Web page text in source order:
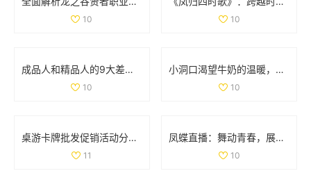
10 10
成品人和精品人的9大差异解析，揭示更深层次的发展哲学
10
小洞口渴望牛奶的温暖，满足它的小心愿
10
桌游卡牌批发促销活动分析及产地货源信息介绍
11
凤蝶直播：舞动青春，展现魅力人生的全新平台
10